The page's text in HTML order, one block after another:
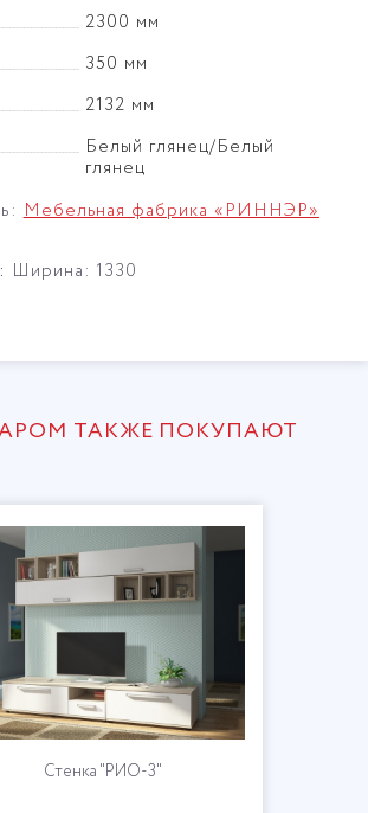
2300 мм
350 мм
2132 мм
Белый глянец/Белый
глянец
Мебельная фабрика «РИННЭР»
Ширина: 1330
ТАКЖЕ ПОКУПАЮТ
Стенка "РИО-3"